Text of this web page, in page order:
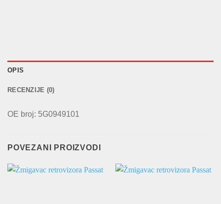
OPIS
RECENZIJE (0)
OE broj: 5G0949101
POVEZANI PROIZVODI